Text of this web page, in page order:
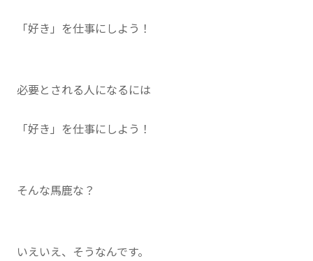
「好き」を仕事にしよう！
必要とされる人になるには
「好き」を仕事にしよう！
そんな馬鹿な？
いえいえ、そうなんです。